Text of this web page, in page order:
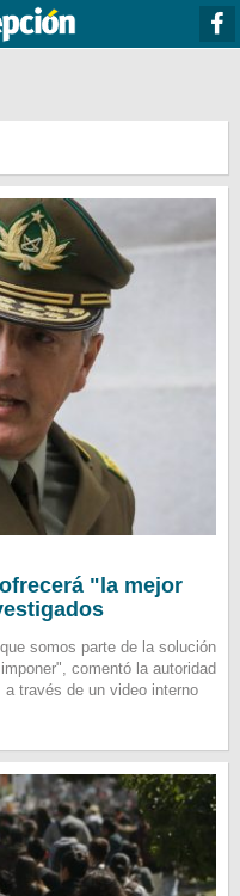
"la mejor
somos parte de la solución
comentó la autoridad
través de un video interno